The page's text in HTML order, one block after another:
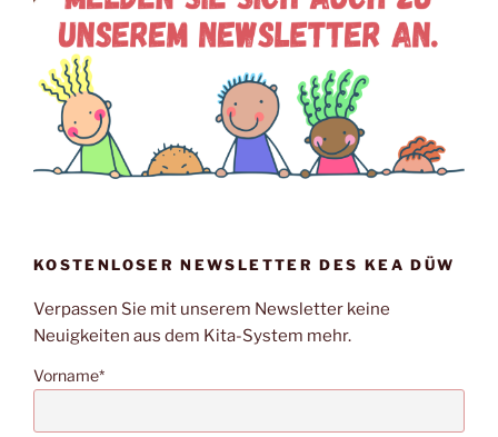
KOSTENLOSER NEWSLETTER DES KEA DÜW
Verpassen Sie mit unserem Newsletter keine
Neuigkeiten aus dem Kita-System mehr.
Vorname*